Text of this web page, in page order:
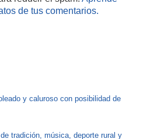
de tus comentarios.
y caluroso con posibilidad de
tradición, música, deporte rural y